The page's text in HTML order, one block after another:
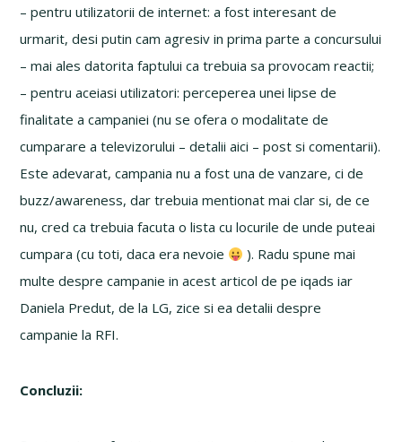
– pentru utilizatorii de internet: a fost interesant de
urmarit, desi putin cam agresiv in prima parte a concursului
– mai ales datorita faptului ca trebuia sa provocam reactii;
– pentru aceiasi utilizatori: perceperea unei lipse de
finalitate a campaniei (nu se ofera o modalitate de
cumparare a televizorului – detalii aici – post si comentarii).
Este adevarat, campania nu a fost una de vanzare, ci de
buzz/awareness, dar trebuia mentionat mai clar si, de ce
nu, cred ca trebuia facuta o lista cu locurile de unde puteai
cumpara (cu toti, daca era nevoie
). Radu spune mai
multe despre campanie in acest articol de pe iqads iar
Daniela Predut, de la LG, zice si ea detalii despre
campanie la RFI.
Concluzii: